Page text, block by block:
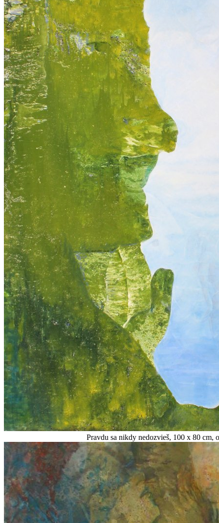
Pravdu sa nikdy nedozvieš, 100 x 80 cm,